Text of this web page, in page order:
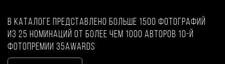
В каталоге представлено больше 1500 фотографий
из 25 номинаций от более чем 1000 авторов 10-й
фотопремии 35AWARDS